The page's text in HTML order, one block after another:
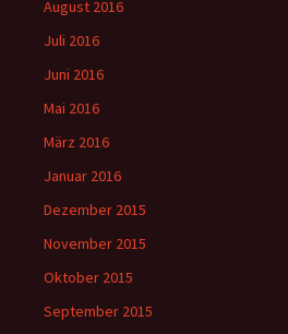
August 2016
Juli 2016
Juni 2016
Mai 2016
März 2016
Januar 2016
Dezember 2015
November 2015
Oktober 2015
September 2015